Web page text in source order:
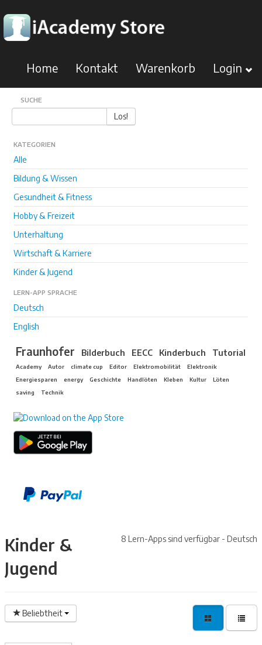
Home Kontakt Warenkorb Login
SUCHE
Los!
KATEGORIEN
Alle
Bildung & Wissen
Gesundheit & Fitness
Hobby & Freizeit
Unterhaltung
Wirtschaft & Karriere
Kinder & Jugend
LERN-APP SPRACHE
Deutsch
English
Fraunhofer Bilderbuch EECC Kinderbuch Tutorial
Academy Autor climate cup Editor Elektromobilität
Elektronik
Energiesparen
energy Geschichte Handlöten Kleben Kultur
Löten
saving
Technik
8 Lern-Apps sind verfügbar - Deutsch
Kinder &
Jugend
Beliebtheit